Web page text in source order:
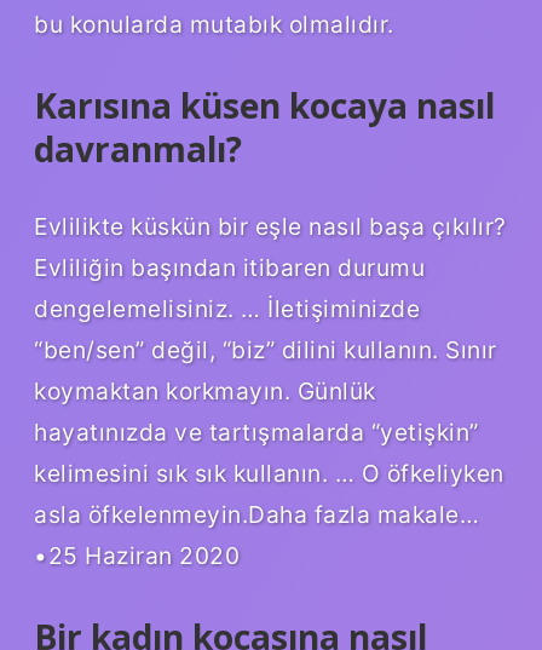
bu konularda mutabık olmalıdır.
Karısına küsen kocaya nasıl
davranmalı?
Evlilikte küskün bir eşle nasıl başa çıkılır?
Evliliğin başından itibaren durumu
dengelemelisiniz. … İletişiminizde
“ben/sen” değil, “biz” dilini kullanın. Sınır
koymaktan korkmayın. Günlük
hayatınızda ve tartışmalarda “yetişkin”
kelimesini sık sık kullanın. … O öfkeliyken
asla öfkelenmeyin.Daha fazla makale…
•25 Haziran 2020
Bir kadın kocasına nasıl